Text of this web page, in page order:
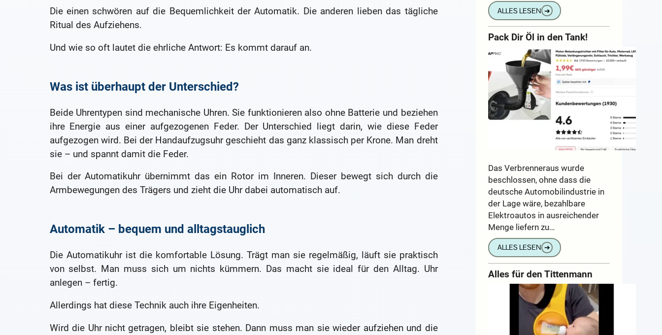
Die einen schwören auf die Bequemlichkeit der Automatik. Die anderen lieben das tägliche
Ritual des Aufziehens.
Und wie so oft lautet die ehrliche Antwort: Es kommt darauf an.
Was ist überhaupt der Unterschied?
Beide Uhrentypen sind mechanische Uhren. Sie funktionieren also ohne Batterie und beziehen
ihre Energie aus einer aufgezogenen Feder. Der Unterschied liegt darin, wie diese Feder
aufgezogen wird. Bei der Handaufzugsuhr geschieht das ganz klassisch per Krone. Man dreht
sie – und spannt damit die Feder.
Bei der Automatikuhr übernimmt das ein Rotor im Inneren. Dieser bewegt sich durch die
Armbewegungen des Trägers und zieht die Uhr dabei automatisch auf.
Automatik – bequem und alltagstauglich
Die Automatikuhr ist die komfortable Lösung. Trägt man sie regelmäßig, läuft sie praktisch
von selbst. Man muss sich um nichts kümmern. Das macht sie ideal für den Alltag. Uhr
anlegen – fertig.
Allerdings hat diese Technik auch ihre Eigenheiten.
Wird die Uhr nicht getragen, bleibt sie stehen. Dann muss man sie wieder aufziehen und die
ALLES LESEN ➔
Pack Dir Öl in den Tank!
Das Verbrenneraus wurde
beschlossen, ohne dass die
deutsche Automobilindustrie in
der Lage wäre, bezahlbare
Elektroautos in ausreichender
Menge liefern zu…
ALLES LESEN ➔
Alles für den Tittenmann